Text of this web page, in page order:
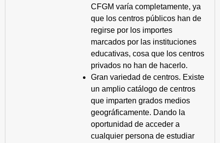
CFGM varía completamente, ya
que los centros públicos han de
regirse por los importes
marcados por las instituciones
educativas, cosa que los centros
privados no han de hacerlo.
Gran variedad de centros. Existe
un amplio catálogo de centros
que imparten grados medios
geográficamente. Dando la
oportunidad de acceder a
cualquier persona de estudiar